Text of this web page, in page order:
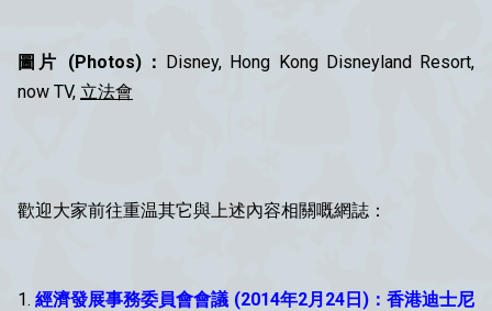
圖片 (Photos)： Disney, Hong Kong Disneyland Resort,
now TV, 立法會
歡迎大家前往重温其它與上述內容相關嘅網誌：
1.經濟發展事務委員會會議 (2014年2月24日)：香港迪士尼